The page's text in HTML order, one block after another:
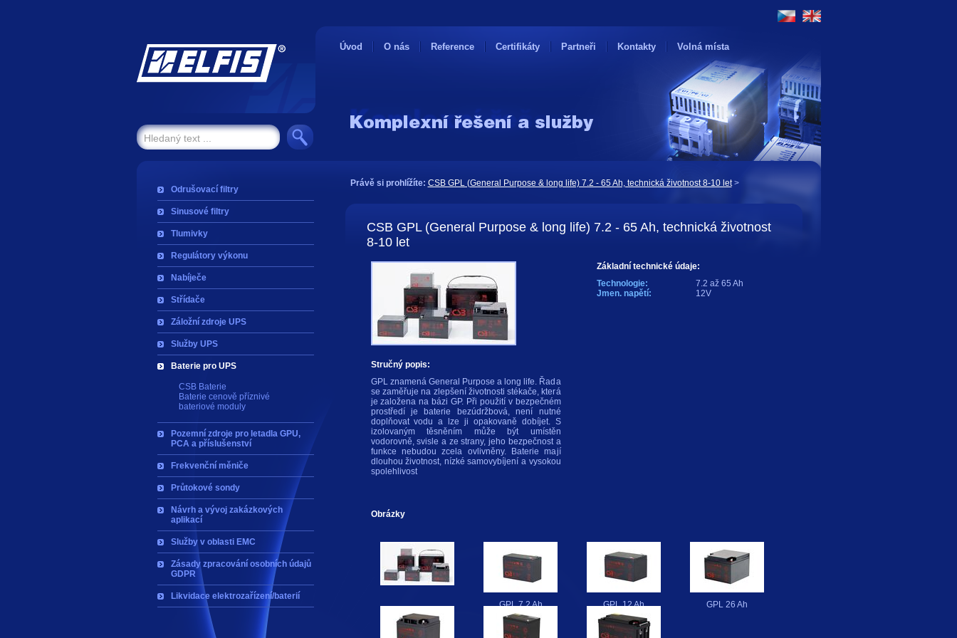
Úvod O nás Reference Certifikáty Partneři Kontakty Volná místa
Odrušovací filtry
Sinusové filtry
Tlumivky
Regulátory výkonu
Nabíječe
Střídače
Záložní zdroje UPS
Služby UPS
Baterie pro UPS
CSB Baterie
Baterie cenově příznivé
bateriové moduly
Pozemní zdroje pro letadla GPU,
PCA a příslušenství
Frekvenční měniče
Průtokové sondy
Návrh a vývoj zakázkových
aplikací
Služby v oblasti EMC
Zásady zpracování osobních údajů
GDPR
Likvidace elektrozařízení/baterií
Právě si prohlížíte: CSB GPL (General Purpose & long life) 7.2 - 65 Ah, technická životnost 8-10 let>
CSB GPL (General Purpose & long life) 7.2 - 65 Ah, technická životnost
8-10 let
Stručný popis:
GPL znamená General Purpose a long life. Řada
se zaměřuje na zlepšení životnosti stékače, která
je založena na bázi GP. Při použití v bezpečném
prostředí je baterie bezúdržbová, není nutné
doplňovat vodu a lze ji opakovaně dobíjet. S
izolovaným těsněním může být umístěn
vodorovně, svisle a ze strany, jeho bezpečnost a
funkce nebudou zcela ovlivněny. Baterie mají
dlouhou životnost, nízké samovybíjení a vysokou
spolehlivost
Základní technické údaje:
Technologie:
7.2 až 65 Ah
Jmen. napětí:
12V
Obrázky
GPL 7.2 Ah GPL 12 Ah GPL 26 Ah